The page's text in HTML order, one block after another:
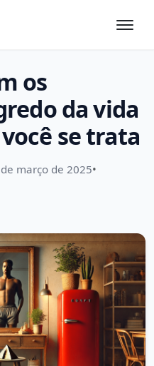
os
da vida
se trata
março de 2025•